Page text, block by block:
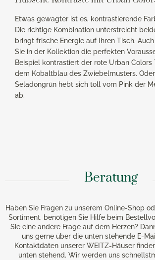
Etwas gewagter ist es, kontrastierende
Die richtige Kombination unterstreicht
bringt frische Energie auf Ihren Tisch.
Sie in der Kollektion die perfekten
Beispiel kontrastiert der rote Urban
dem Kobaltblau des Zwiebelmusters.
Seladongrün hebt sich toll vom Pink der
ab.
Beratung
Haben Sie Fragen zu unserem Online-Shop
Sortiment, benötigen Sie Hilfe beim
Sie eine andere Frage auf dem Herzen?
uns gerne über die unten stehende E-
Kontaktdaten unserer WEITZ-Häuser
unten stehend. Wir werden uns